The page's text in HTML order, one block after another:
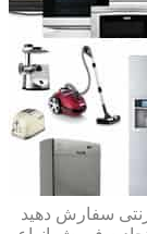
سفارش دهید